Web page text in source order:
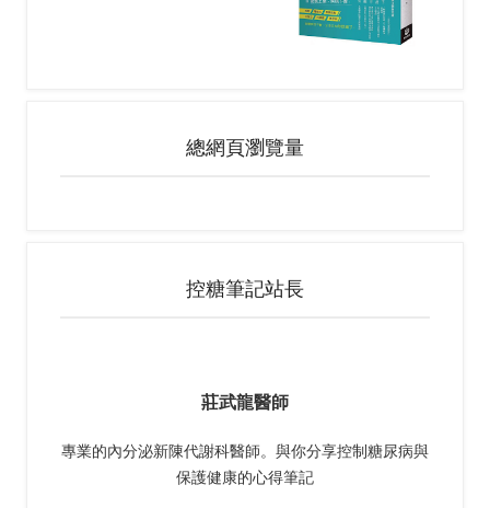
總網頁瀏覽量
控糖筆記站長
莊武龍醫師
專業的內分泌新陳代謝科醫師。與你分享控制糖尿病與
保護健康的心得筆記